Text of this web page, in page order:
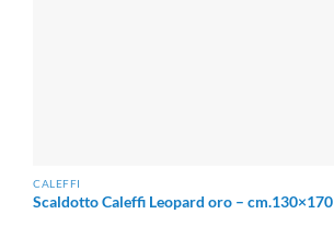
CALEFFI
Scaldotto Caleffi Leopard oro – cm.130×170